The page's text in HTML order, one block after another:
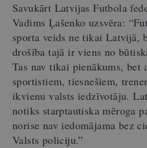
Savukārt Latvijas Futbola
Vadims Ļašenko uzsvēra:
sporta veids ne tikai Latvijā,
drošība tajā ir viens no
Tas nav tikai pienākums, bet
sportistiem, tiesnešiem,
ikvienu valsts iedzīvotāju.
notiks starptautiska mēroga
norise nav iedomājama bez
Valsts policiju.”